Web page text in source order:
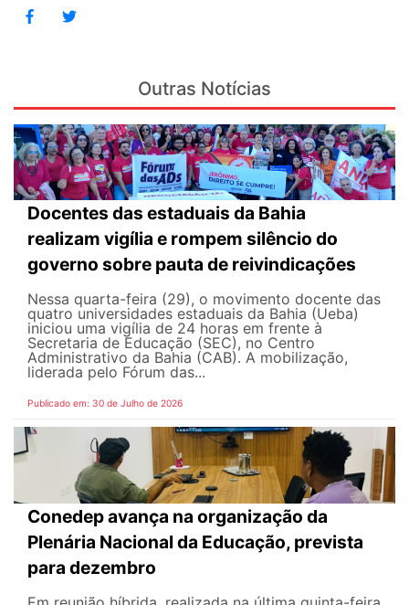
Outras Notícias
Docentes das estaduais da Bahia
realizam vigília e rompem silêncio do
governo sobre pauta de reivindicações
Nessa quarta-feira (29), o movimento docente das
quatro universidades estaduais da Bahia (Ueba)
iniciou uma vigília de 24 horas em frente à
Secretaria de Educação (SEC), no Centro
Administrativo da Bahia (CAB). A mobilização,
liderada pelo Fórum das...
Publicado em: 30 de Julho de 2026
Conedep avança na organização da
Plenária Nacional da Educação, prevista
para dezembro